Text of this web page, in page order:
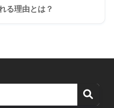
る理由とは？